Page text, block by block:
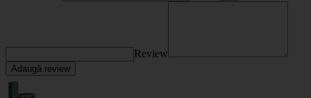
Review
Adaugă review